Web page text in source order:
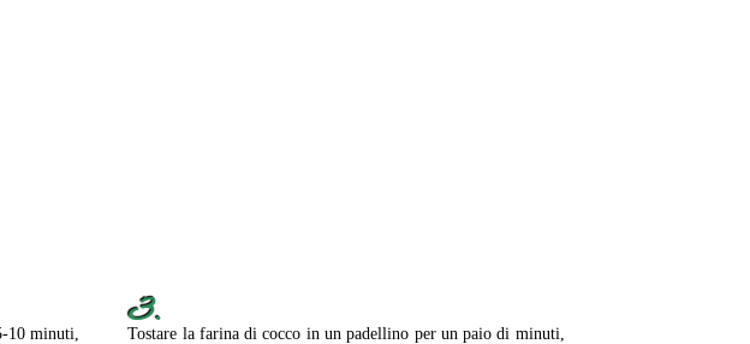
minuti,
3.
Tostare la farina di cocco in un padellino per un paio di minuti,